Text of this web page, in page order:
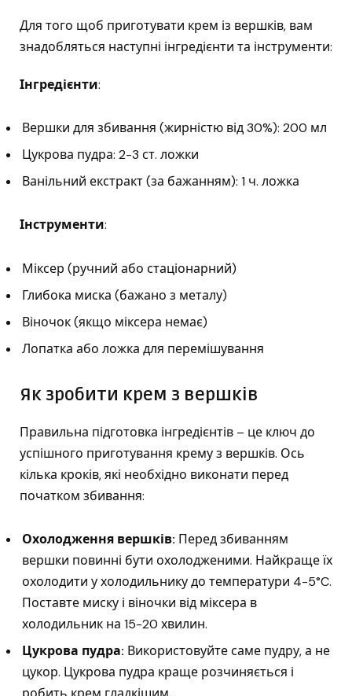
Для того щоб приготувати крем із вершків, вам
знадобляться наступні інгредієнти та інструменти:
Інгредієнти:
Вершки для збивання (жирністю від 30%): 200 мл
Цукрова пудра: 2-3 ст. ложки
Ванільний екстракт (за бажанням): 1 ч. ложка
Інструменти:
Міксер (ручний або стаціонарний)
Глибока миска (бажано з металу)
Віночок (якщо міксера немає)
Лопатка або ложка для перемішування
Як зробити крем з вершків
Правильна підготовка інгредієнтів – це ключ до
успішного приготування крему з вершків. Ось
кілька кроків, які необхідно виконати перед
початком збивання:
Охолодження вершків: Перед збиванням
вершки повинні бути охолодженими. Найкраще їх
охолодити у холодильнику до температури 4-5°C.
Поставте миску і віночки від міксера в
холодильник на 15-20 хвилин.
Цукрова пудра: Використовуйте саме пудру, а не
цукор. Цукрова пудра краще розчиняється і